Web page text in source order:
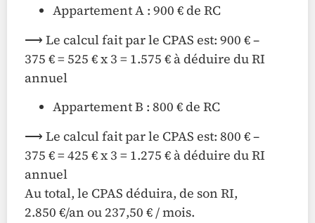
Appartement A : 900 € de RC
⟶ Le calcul fait par le CPAS est: 900 € –
375 € = 525 € x 3 = 1.575 € à déduire du RI
annuel
Appartement B : 800 € de RC
⟶ Le calcul fait par le CPAS est: 800 € –
375 € = 425 € x 3 = 1.275 € à déduire du RI
annuel
Au total, le CPAS déduira, de son RI,
2.850 €/an ou 237,50 € / mois.